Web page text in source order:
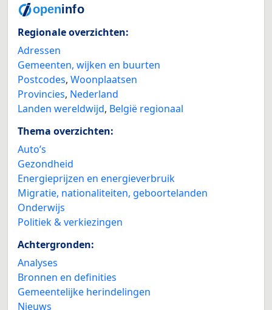
Regionale overzichten:
Adressen
Gemeenten, wijken en buurten
Postcodes, Woonplaatsen
Provincies, Nederland
Landen wereldwijd, België regionaal
Thema overzichten:
Auto’s
Gezondheid
Energieprijzen en energieverbruik
Migratie, nationaliteiten, geboortelanden
Onderwijs
Politiek & verkiezingen
Achtergronden:
Analyses
Bronnen en definities
Gemeentelijke herindelingen
Nieuws